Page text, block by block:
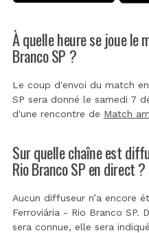
À quelle heure se joue le
Branco SP ?
Le coup d'envoi du match
SP sera donné le samedi 7
d'une rencontre de Match
Sur quelle chaîne est
Rio Branco SP en direct ?
Aucun diffuseur n’a encore
Ferroviária - Rio Branco SP.
sera connue, elle sera